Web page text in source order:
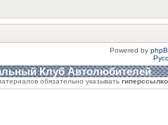
Powered by
Клуб Автолюбителей
обязательно указывать